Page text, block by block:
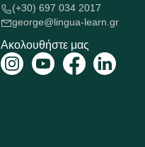
(+30) 697 034 2017
george@lingua-learn.gr
Ακολουθήστε μας